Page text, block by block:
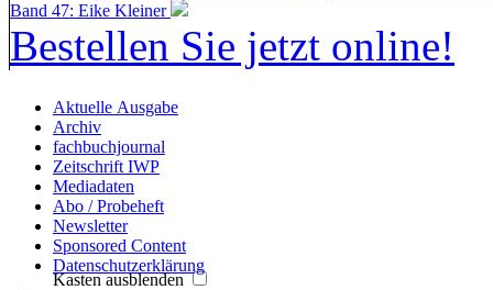
Band 47: Eike Kleiner
Bestellen Sie jetzt online!
Aktuelle Ausgabe
Archiv
fachbuchjournal
Zeitschrift IWP
Mediadaten
Abo / Probeheft
Newsletter
Sponsored Content
Datenschutzerklärung
Kasten ausblenden